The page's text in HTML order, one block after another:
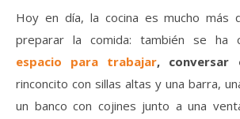
Hoy en día, la cocina es mucho más
preparar la comida: también se ha
espacio para trabajar, conversar
rinconcito con sillas altas y una barra,
un banco con cojines junto a una